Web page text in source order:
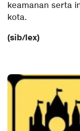
keamanan serta
kota.
(sib/lex)